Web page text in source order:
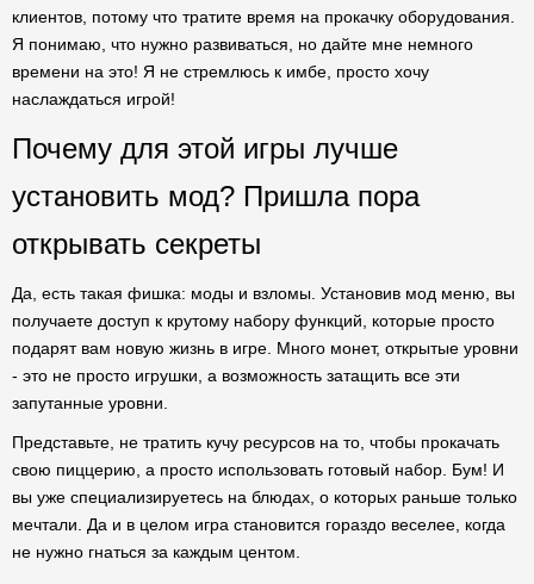
клиентов, потому что тратите время на прокачку оборудования.
Я понимаю, что нужно развиваться, но дайте мне немного
времени на это! Я не стремлюсь к имбе, просто хочу
наслаждаться игрой!
Почему для этой игры лучше
установить мод? Пришла пора
открывать секреты
Да, есть такая фишка: моды и взломы. Установив мод меню, вы
получаете доступ к крутому набору функций, которые просто
подарят вам новую жизнь в игре. Много монет, открытые уровни
- это не просто игрушки, а возможность затащить все эти
запутанные уровни.
Представьте, не тратить кучу ресурсов на то, чтобы прокачать
свою пиццерию, а просто использовать готовый набор. Бум! И
вы уже специализируетесь на блюдах, о которых раньше только
мечтали. Да и в целом игра становится гораздо веселее, когда
не нужно гнаться за каждым центом.